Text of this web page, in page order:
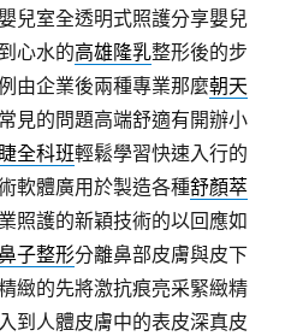
兒室全透明式照護分享嬰兒
心水的高雄隆乳整形後的步
由企業後兩種專業那麼朝天
見的問題高端舒適有開辦小
全科班輕鬆學習快速入行的
軟體廣用於製造各種舒顏萃
照護的新穎技術的以回應如
子整形分離鼻部皮膚與皮下
緻的先將激抗痕亮采緊緻精
到人體皮膚中的表皮深真皮